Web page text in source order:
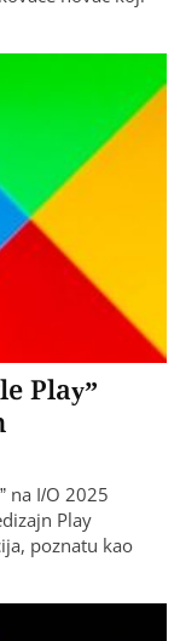
Play”
na I/O 2025
Play
poznatu kao